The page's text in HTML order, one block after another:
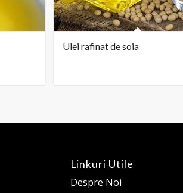
Ulei rafinat de soia
Linkuri Utile
Despre Noi